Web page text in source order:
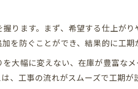
事中の追加費用を抑えるポイント
ンションリフォームの短納期の秘訣
フォームで早く引っ越すためのコツ
トバス工事の日数と注意点ガイド
ります。まず、希望する仕上が
を防ぐことができ、結果的に工期
大幅に変えない、在庫が豊富な
工事の流れがスムーズで工期が